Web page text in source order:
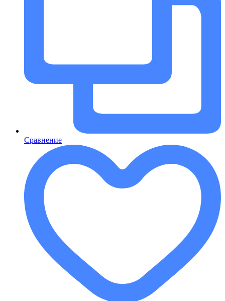
Сравнение